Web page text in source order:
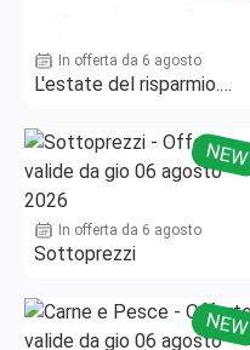
In offerta da 6 agosto
L'estate del risparmio.
NEW
In offerta da 6 agosto
Sottoprezzi
NEW